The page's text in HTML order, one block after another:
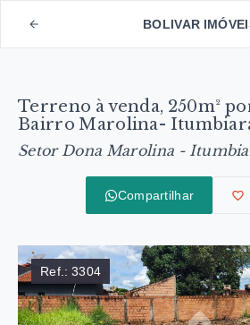
BOLIVAR
Terreno à venda, 250m²
Bairro Marolina-
Setor Dona Marolina -
Compartilhar
Ref.:3304